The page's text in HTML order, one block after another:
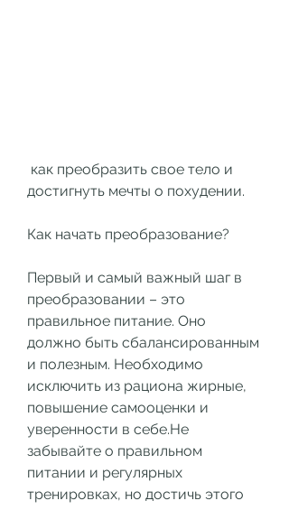
достигнуть мечты о похудении.
Как начать преобразование?
Первый и самый важный шаг в
преобразовании – это
правильное питание. Оно
должно быть сбалансированным
и полезным. Необходимо
исключить из рациона жирные,
повышение самооценки и
уверенности в себе.Не
забывайте о правильном
питании и регулярных
тренировках, но достичь этого